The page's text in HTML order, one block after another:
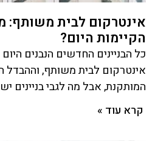
אינטרקום לבית משותף:
הקיימות היום?
כל הבניינים החדשים הנבנים
אינטרקום לבית משותף, וההבדל
המותקנת, אבל מה לגבי בניינים
קרא עוד »